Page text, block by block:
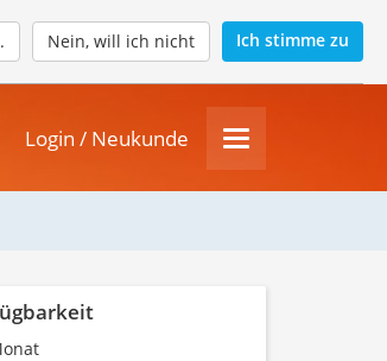
Nein, will ich nicht Ich stimme zu
Login / Neukunde